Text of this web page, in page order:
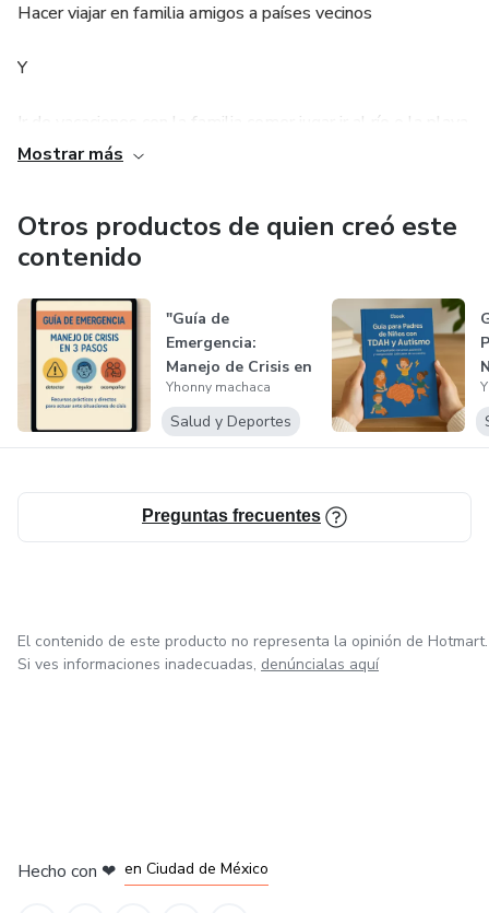
Hacer viajar en familia amigos a países vecinos
Y
Ir de vacaciones con la familia comer jugar ir al río o la playa
a muchos lugares de mi país
series películas comedias animes.
conmigo y son muy lindos
Mostrar más
Otros productos de quien creó este
contenido
"Guía de
Emergencia:
Manejo de Crisis en
3 Pasos"
Yhonny machaca
Salud y Deportes
Preguntas frecuentes
El contenido de este producto no representa la opinión de Hotmart.
Si ves informaciones inadecuadas, denúncialas aquí
Hecho con ❤ en Ciudad de México